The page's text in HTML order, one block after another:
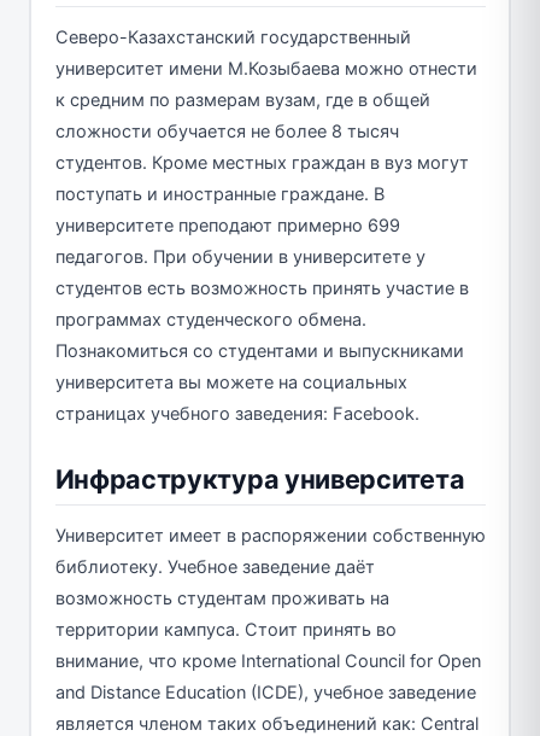
Северо-Казахстанский государственный
университет имени М.Козыбаева можно отнести
к средним по размерам вузам, где в общей
сложности обучается не более 8 тысяч
студентов. Кроме местных граждан в вуз могут
поступать и иностранные граждане. В
университете преподают примерно 699
педагогов. При обучении в университете у
студентов есть возможность принять участие в
программах студенческого обмена.
Познакомиться со студентами и выпускниками
университета вы можете на социальных
страницах учебного заведения: Facebook.
Инфраструктура университета
Университет имеет в распоряжении собственную
библиотеку. Учебное заведение даёт
возможность студентам проживать на
территории кампуса. Стоит принять во
внимание, что кроме International Council for Open
and Distance Education (ICDE), учебное заведение
является членом таких объединений как: Central